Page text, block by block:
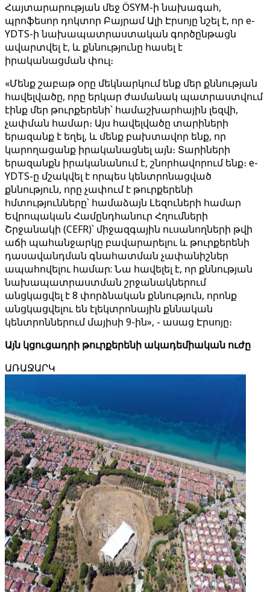
Հայտարարության մեջ ÖSYM-ի նախագահ,
պրոֆեսոր դոկտոր Բայրամ Ալի Էրսոյը նշել է, որ e-
YDTS-ի նախապատրաստական ​​գործընթացն
ավարտվել է, և քննությունը հասել է
իրականացման փուլ։
«Մենք շաբաթ օրը մեկնարկում ենք մեր քննության
հավելվածը, որը երկար ժամանակ պատրաստվում
էինք մեր թուրքերենի՝ համաշխարհային լեզվի,
չափման համար։ Այս հավելվածը տարիների
երազանք է եղել, և մենք բախտավոր ենք, որ
կարողացանք իրականացնել այն։ Տարիների
երազանքն իրականանում է, շնորհավորում ենք։ e-
YDTS-ը մշակվել է որպես կենտրոնացված
քննություն, որը չափում է թուրքերենի
հմտությունները՝ համաձայն Լեզուների համար
Եվրոպական Համընդհանուր Հղումների
Շրջանակի (CEFR)՝ միջազգային ուսանողների թվի
աճի պահանջարկը բավարարելու և թուրքերենի
դասավանդման գնահատման չափանիշներ
ապահովելու համար: Նա հավելել է, որ քննության
նախապատրաստման շրջանակներում
անցկացվել է 8 փորձնական քննություն, որոնք
անցկացվելու են էլեկտրոնային քննական
կենտրոններում մայիսի 9-ին», - ասաց Էրսոյը։
Այն կցուցադրի թուրքերենի ակադեմիական ուժը
ԱՌԱՋԱՐԿ